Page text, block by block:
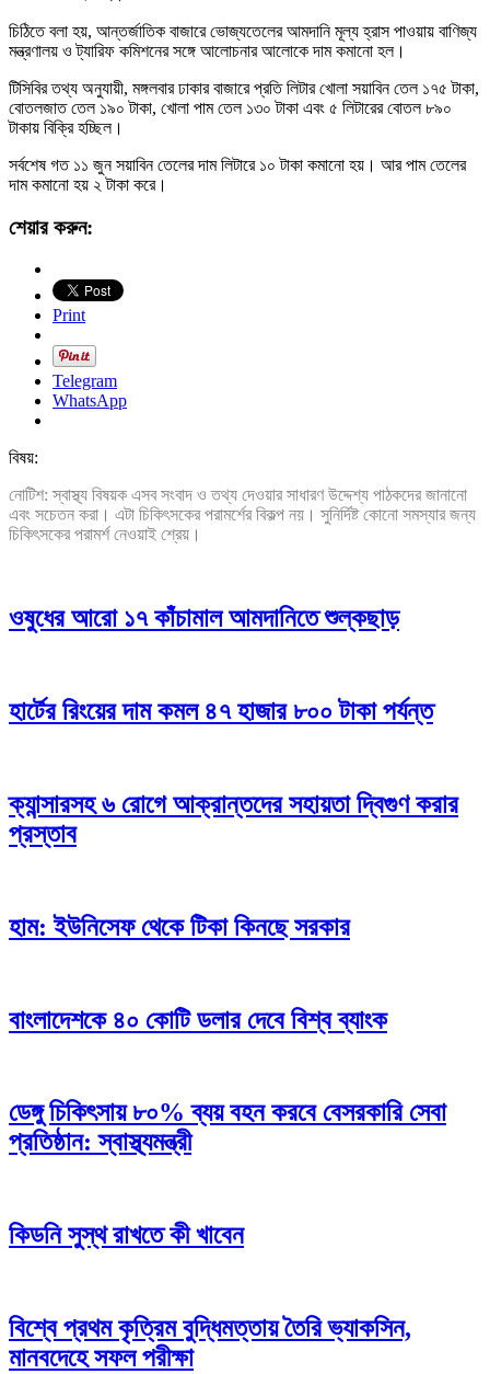
চিঠিতে বলা হয়, আন্তর্জাতিক বাজারে ভোজ্যতেলের আমদানি মূল্য হ্রাস পাওয়ায় বাণিজ্য
মন্ত্রণালয় ও ট্যারিফ কমিশনের সঙ্গে আলোচনার আলোকে দাম কমানো হল।
টিসিবির তথ্য অনুযায়ী, মঙ্গলবার ঢাকার বাজারে প্রতি লিটার খোলা সয়াবিন তেল ১৭৫ টাকা,
বোতলজাত তেল ১৯০ টাকা, খোলা পাম তেল ১৩০ টাকা এবং ৫ লিটারের বোতল ৮৯০
টাকায় বিক্রি হচ্ছিল।
সর্বশেষ গত ১১ জুন সয়াবিন তেলের দাম লিটারে ১০ টাকা কমানো হয়। আর পাম তেলের
দাম কমানো হয় ২ টাকা করে।
শেয়ার করুন:
Print
Telegram
WhatsApp
বিষয়:
নোটিশ: স্বাস্থ্য বিষয়ক এসব সংবাদ ও তথ্য দেওয়ার সাধারণ উদ্দেশ্য পাঠকদের জানানো
এবং সচেতন করা। এটা চিকিৎসকের পরামর্শের বিকল্প নয়। সুনির্দিষ্ট কোনো সমস্যার জন্য
চিকিৎসকের পরামর্শ নেওয়াই শ্রেয়।
ওষুধের আরো ১৭ কাঁচামাল আমদানিতে শুল্কছাড়
হার্টের রিংয়ের দাম কমল ৪৭ হাজার ৮০০ টাকা পর্যন্ত
ক্যান্সারসহ ৬ রোগে আক্রান্তদের সহায়তা দ্বিগুণ করার
প্রস্তাব
হাম: ইউনিসেফ থেকে টিকা কিনছে সরকার
বাংলাদেশকে ৪০ কোটি ডলার দেবে বিশ্ব ব্যাংক
ডেঙ্গু চিকিৎসায় ৮০% ব্যয় বহন করবে বেসরকারি সেবা
প্রতিষ্ঠান: স্বাস্থ্যমন্ত্রী
কিডনি সুস্থ রাখতে কী খাবেন
বিশ্বে প্রথম কৃত্রিম বুদ্ধিমত্তায় তৈরি ভ্যাকসিন,
মানবদেহে সফল পরীক্ষা